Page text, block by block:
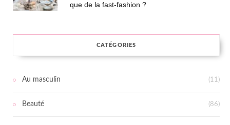
que de la fast-fashion ?
CATÉGORIES
Au masculin (11)
Beauté (86)